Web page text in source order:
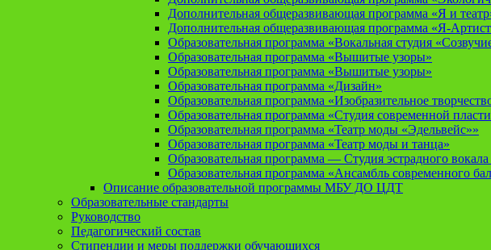
Дополнительная общеразвивающая программа «Я и
Дополнительная общеразвивающая программа «Я-
Образовательная программа «Вокальная студия
Образовательная программа «Вышитые узоры»
Образовательная программа «Вышитые узоры»
Образовательная программа «Дизайн»
Образовательная программа «Изобразительное
Образовательная программа «Студия современной
Образовательная программа «Театр моды «Эдельвейс»»
Образовательная программа «Театр моды и танца»
Образовательная программа — Студия эстрадного
Образовательная программа «Ансамбль современного
Описание образовательной программы МБУ ДО ЦДТ
Образовательные стандарты
Руководство
Педагогический состав
Стипендии и меры поддержки обучающихся